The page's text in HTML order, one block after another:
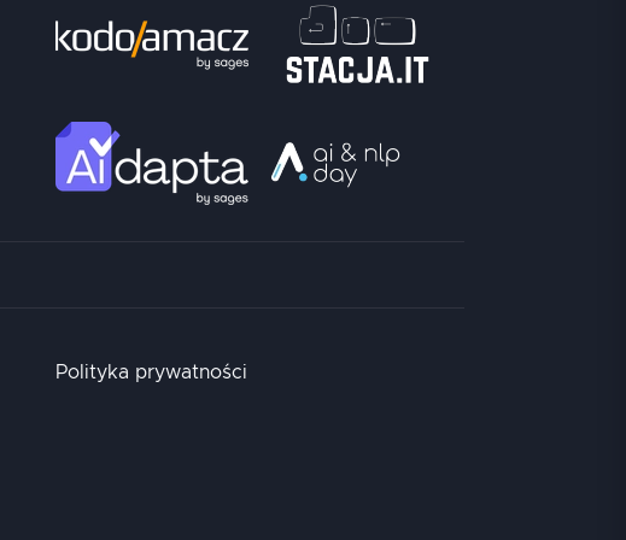
Polityka prywatności